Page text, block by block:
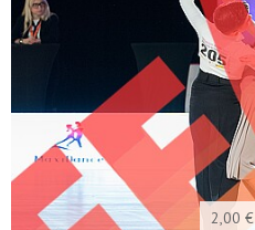
2,00 €